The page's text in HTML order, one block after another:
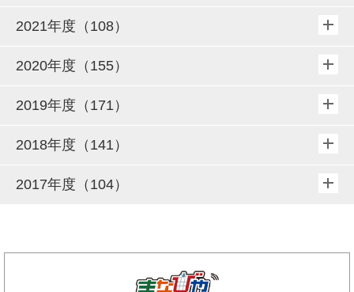
2021年度（108）
2020年度（155）
2019年度（171）
2018年度（141）
2017年度（104）